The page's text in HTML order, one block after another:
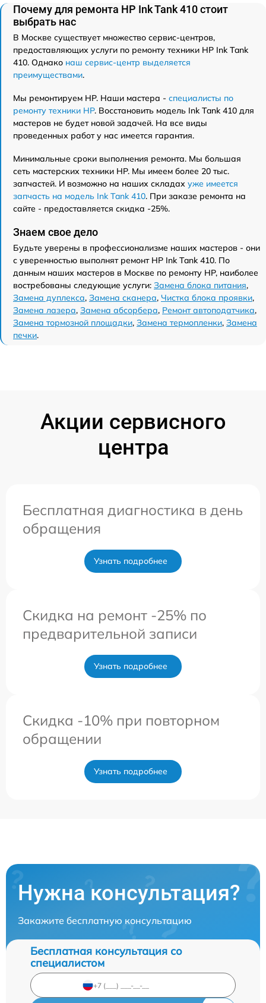
Почему для ремонта HP Ink Tank 410 стоит
выбрать нас
В Москве существует множество сервис-центров,
предоставляющих услуги по ремонту техники HP Ink Tank
410. Однако наш сервис-центр выделяется
преимуществами.
Мы ремонтируем HP. Наши мастера - специалисты по
ремонту техники HP. Восстановить модель Ink Tank 410 для
мастеров не будет новой задачей. На все виды
проведенных работ у нас имеется гарантия.
Минимальные сроки выполнения ремонта. Мы большая
сеть мастерских техники HP. Мы имеем более 20 тыс.
запчастей. И возможно на наших складах уже имеется
запчасть на модель Ink Tank 410. При заказе ремонта на
сайте - предоставляется скидка -25%.
Знаем свое дело
Будьте уверены в профессионализме наших мастеров - они
с уверенностью выполнят ремонт HP Ink Tank 410. По
данным наших мастеров в Москве по ремонту HP, наиболее
востребованы следующие услуги: Замена блока питания,
Замена дуплекса, Замена сканера, Чистка блока проявки,
Замена лазера, Замена абсорбера, Ремонт автоподатчика,
Замена тормозной площадки, Замена термопленки, Замена
печки.
Акции сервисного
центра
Бесплатная диагностика в день
обращения
Узнать подробнее
Скидка на ремонт -25% по
предварительной записи
Узнать подробнее
Скидка -10% при повторном
обращении
Узнать подробнее
Нужна консультация?
Закажите бесплатную консультацию
Бесплатная консультация со
специалистом